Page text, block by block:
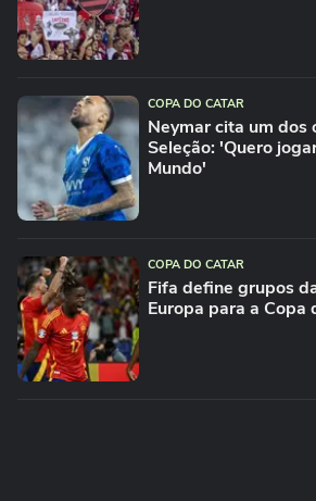
COPA DO CATAR
Neymar cita um dos
Seleção: 'Quero
Mundo'
COPA DO CATAR
Fifa define grupos
Europa para a Copa